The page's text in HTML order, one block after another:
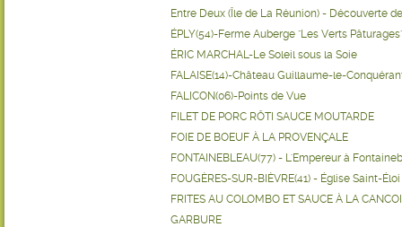
Entre Deux (Île de La Réunion) - Découverte
ÉPLY(54)-Ferme Auberge "Les Verts Pâturages"
ÉRIC MARCHAL-Le Soleil sous la Soie
FALAISE(14)-Château Guillaume-le-
FALICON(06)-Points de Vue
FILET DE PORC RÔTI SAUCE MOUTARDE
FOIE DE BOEUF À LA PROVENÇALE
FONTAINEBLEAU(77) - L'Empereur à
FOUGÈRES-SUR-BIÈVRE(41) - Église Saint-Éloi
FRITES AU COLOMBO ET SAUCE À LA
GARBURE